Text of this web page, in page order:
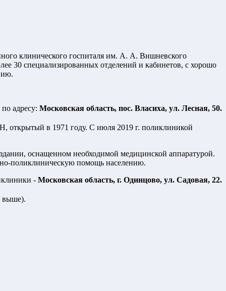
клинического госпиталя им. А. А. Вишневского
30 специализированных отделений и кабинетов, с хорошо
адресу: Московская область, пос. Власиха, ул. Лесная, 50.
в 1971 году. С июля 2019 г. поликлиникой
оснащенном необходимой медицинской аппаратурой.
поликлиническую помощь населению.
- Московская область, г. Одинцово, ул. Садовая, 22.
выше).